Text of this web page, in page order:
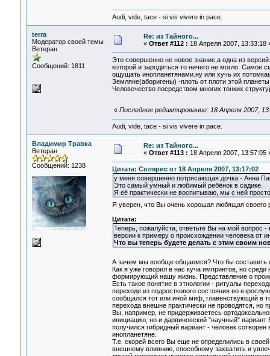
Audi, vide, tace - si vis vivere in pace.
terra
Модератор своей темы
Ветеран
Сообщений: 1811
Re: из Тайного...
« Ответ #112 : 18 Апреля 2007, 13:33:18
Это совершенно не новое знание,а одна из
которой и зародиться то ничего не могло.
ощущать инопланетянами.ну или хучь их
Земляне(аборигены) -плоть от плоти этой
Человечество посредством многих тонких
« Последнее редактирование: 18 Апреля 2007,
Audi, vide, tace - si vis vivere in pace.
Владимир Травка
Ветеран
Сообщений: 1238
Re: из Тайного...
« Ответ #113 : 18 Апреля 2007, 13:57:05
Цитата: Солярис от 18 Апреля 2007, 13:17:02
у меня совершенно потрясающая дочка - Анна
Это самый умный и любимый ребёнок в садике.
Я её практически не воспитываю, мы с ней
Я уверен, что Вы очень хорошая любящая
Цитата:
Теперь, пожалуйста, ответьте Вы на мой вопрос -
версии к примеру о происхождении человека от
Что вы теперь будете делать с этим своим
А зачем мы вообще общаемся? Что бы составить
Как я уже говорил в нас куча импринтов, но
формирующий нашу жизнь. Представление о
Есть такое понятие в этнологии - ритуалы
переходе из подросткового состояния во
сообщался тот или иной миф, главенствующий в
перехода внешне практически не проводятся, но
Вы, например, не придерживаетесь
инициацию, но и дарвиновский "научный" вариант
получился гибридный вариант - человек
инопланетяне.
Т.е. скорей всего Вы еще не определились в
внешнему влиянию, способному захватить и